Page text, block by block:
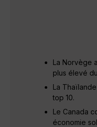
La Norvège
plus élevé
La
top 10.
Le Canada
économie